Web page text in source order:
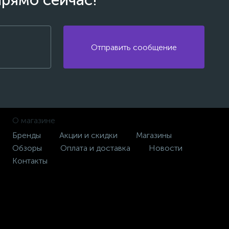
Отправить сообщение
О магазине
Бренды
Акции и скидки
Магазины
Обзоры
Оплата и доставка
Новости
Контакты